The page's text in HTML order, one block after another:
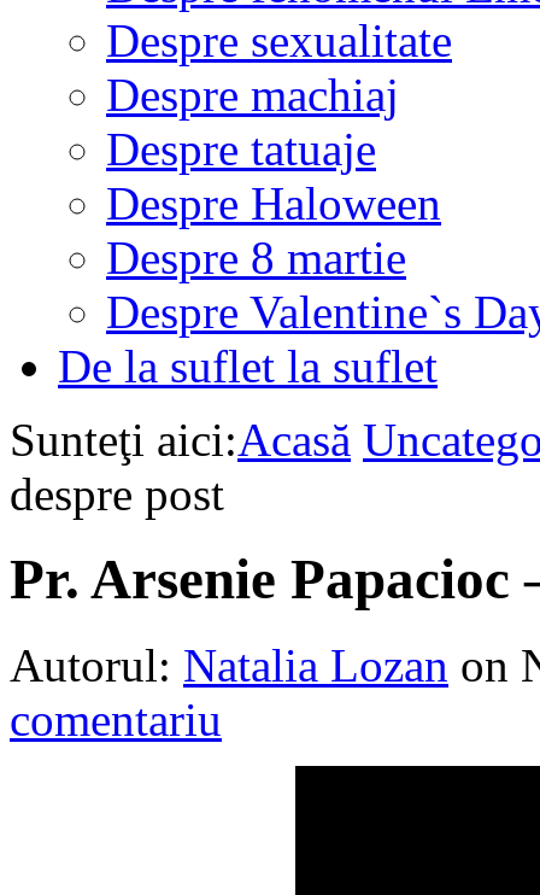
Despre sexualitate
Despre machiaj
Despre tatuaje
Despre Haloween
Despre 8 martie
Despre Valentine`s
De la suflet la suflet
Sunteţi aici:Acasă
despre post
Pr. Arsenie Papacioc
Autorul: Natalia Lozan on
comentariu